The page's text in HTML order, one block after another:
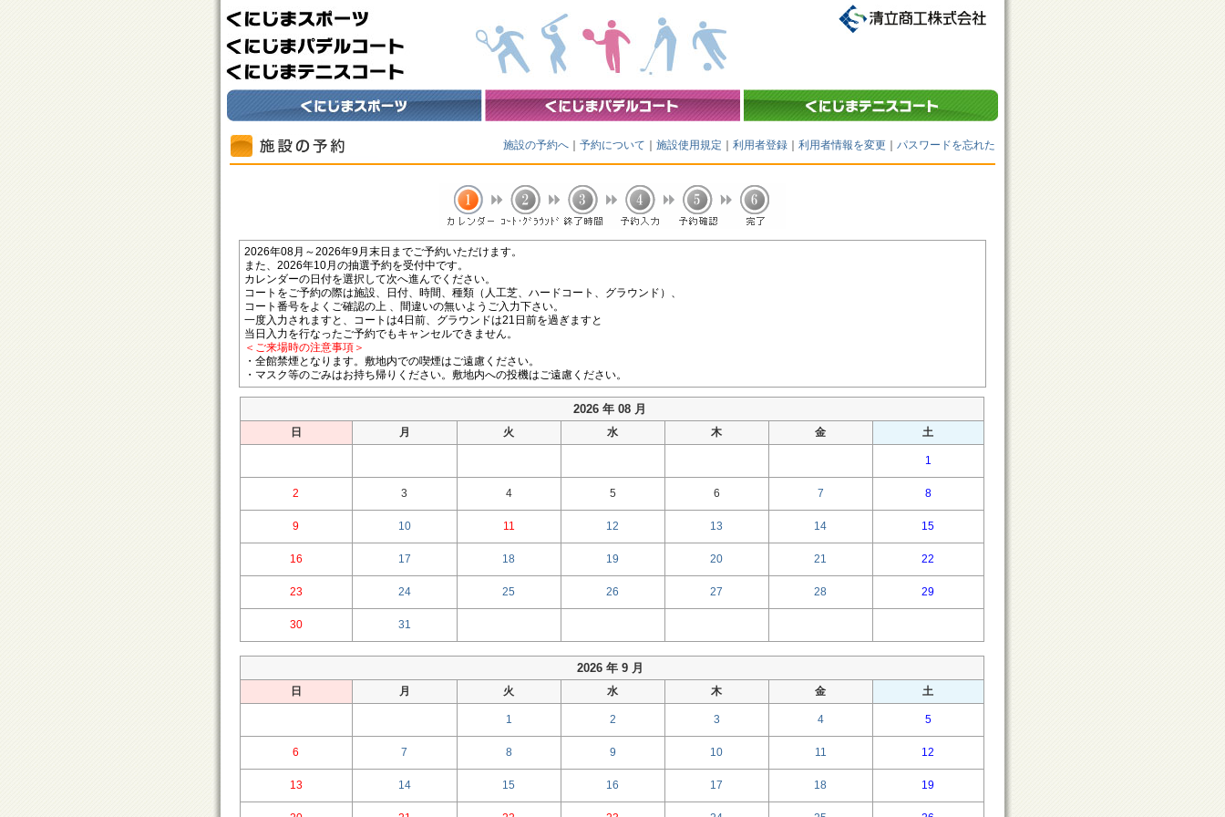
施設の予約へ 予約について 施設使用規定 利用者登録 利用者情報を変更 パスワードを忘れた
2026年08月～2026年9月末日までご予約いただけます。
また、2026年10月の抽選予約を受付中です。
カレンダーの日付を選択して次へ進んでください。
コートをご予約の際は施設、日付、時間、種類（人工芝、ハードコート、グラウンド）、
コート番号をよくご確認の上 、間違いの無いようご入力下さい。
一度入力されますと、コートは4日前、グラウンドは21日前を過ぎますと
当日入力を行なったご予約でもキャンセルできません。
＜ご来場時の注意事項＞
・全館禁煙となります。敷地内での喫煙はご遠慮ください。
・マスク等のごみはお持ち帰りください。敷地内への投機はご遠慮ください。
2026 年 08 月
日 月 火 水 木 金 土
1
2 3 4 5 6 7 8
9 10 11 12 13 14 15
16 17 18 19 20 21 22
23 24 25 26 27 28 29
30 31
2026 年 9 月
日 月 火 水 木 金 土
1 2 3 4 5
6 7 8 9 10 11 12
13 14 15 16 17 18 19